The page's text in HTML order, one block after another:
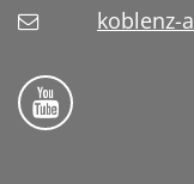
koblenz-
Bistum